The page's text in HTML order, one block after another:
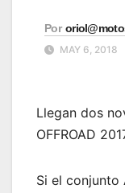
Por
MAY 6, 2018
Llegan dos
OFFROAD
Si el conjunto